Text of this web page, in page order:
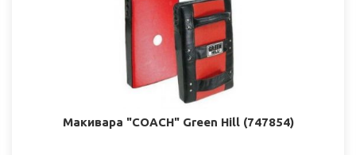
Макивара "COACH" Green Hill (747854)